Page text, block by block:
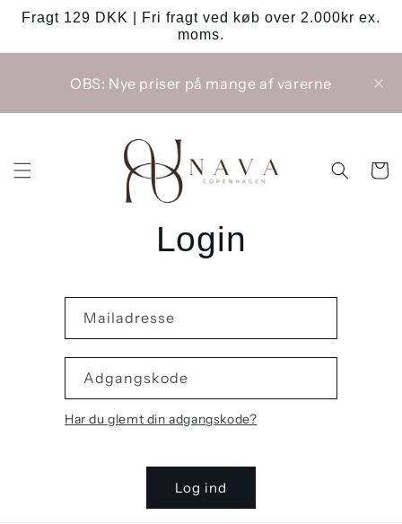
Gå til
indhold
Fragt 129 DKK | Fri fragt ved køb over 2.000kr ex.
moms.
OBS: Nye priser på mange af varerne
Login
Mailadresse
Adgangskode
Har du glemt din adgangskode?
Log ind